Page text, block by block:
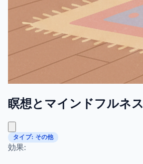
瞑想とマインドフルネス
タイプ: その他
効果: